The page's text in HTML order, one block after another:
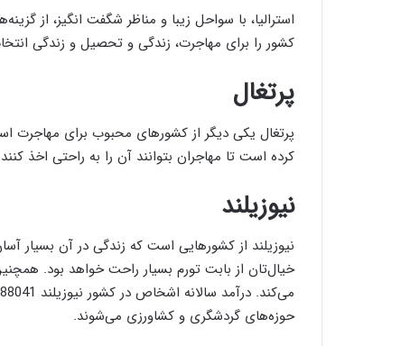
استرالیا، با سواحل زیبا و مناظر شگفت انگیز، از
کشور را برای مهاجرت، زندگی و تحصیل و زندگی انتخاب
پرتغال
کرده است تا مهاجران بتوانند آن را به راحتی اخذ
نیوزیلند
نیوزیلند از کشورهایی است که زندگی در آن بسیار
خیال‌تان از بابت تورم بسیار راحت خواهد بود.
حوزه‌های گردشگری و کشاورزی می‌شوند.